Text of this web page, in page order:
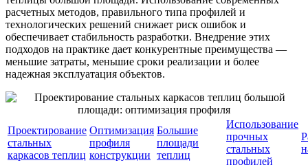
расчетных методов, правильного типа профилей и
технологических решений снижает риск ошибок и
обеспечивает стабильность разработки. Внедрение этих
подходов на практике дает конкурентные преимущества —
меньшие затраты, меньшие сроки реализации и более
надежная эксплуатация объектов.
Проектирование
стальных
каркасов теплиц
Оптимизация
профиля
конструкции
Большие
площади
теплиц
Использование
прочных
стальных
профилей